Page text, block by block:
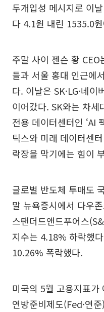
두개입성 메시지로 이
다 4.1원 내린 1535.0
주말 사이 젠슨 황 CEO
들과 서울 홍대 인근에
다. 이날은 SK·LG·네
이어갔다. SK와는 차세
전용 데이터센터인 ‘AI
틱스와 미래 데이터센
락장을 막기에는 힘이
글로벌 반도체 투매도
말 뉴욕증시에서 다우
스탠더드앤드푸어스
지수는 4.18% 하락했
10.26% 폭락했다.
미국의 5월 고용지표가
연방준비제도(Fed·연